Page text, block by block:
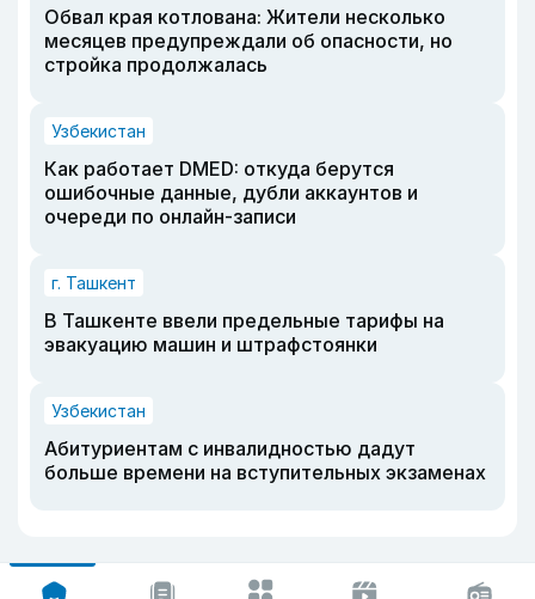
Обвал края котлована: Жители несколько
месяцев предупреждали об опасности, но
стройка продолжалась
Узбекистан
Как работает DMED: откуда берутся
ошибочные данные, дубли аккаунтов и
очереди по онлайн-записи
г. Ташкент
В Ташкенте ввели предельные тарифы на
эвакуацию машин и штрафстоянки
Узбекистан
Абитуриентам с инвалидностью дадут
больше времени на вступительных экзаменах